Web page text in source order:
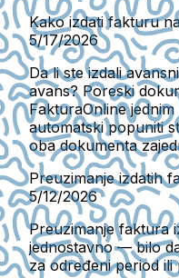
Kako izdati fakturu
5/17/2026
Da li ste izdali
avans? Poreski
FakturaOnline
automatski popuniti
oba dokumenta
Preuzimanje izdatih
5/12/2026
Preuzimanje faktura
jednostavno — bilo
za određeni period